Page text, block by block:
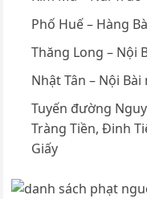
Phố Huế – Hàng
Thăng Long – Nội
Nhật Tân – Nội Bài
Tuyến đường
Tràng Tiền, Đinh
Giấy